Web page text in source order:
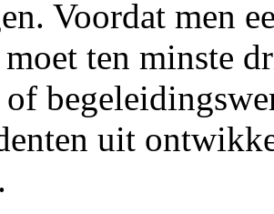
Voordat men
ten minste
uit